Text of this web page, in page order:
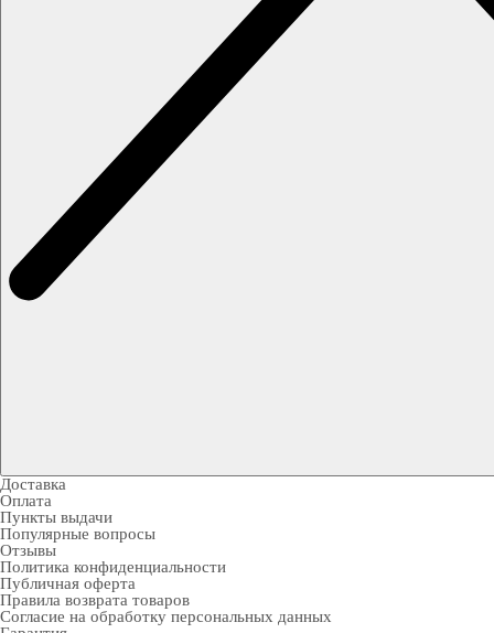
Доставка
Оплата
Пункты выдачи
Популярные вопросы
Отзывы
Политика конфиденциальности
Публичная оферта
Правила возврата товаров
Согласие на обработку персональных данных